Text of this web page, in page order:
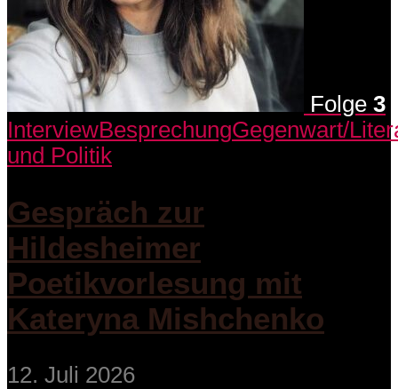
Folge 3
InterviewBesprechungGegenwart/
und Politik
Gespräch zur
Hildesheimer
Poetikvorlesung mit
Kateryna Mishchenko
12. Juli 2026